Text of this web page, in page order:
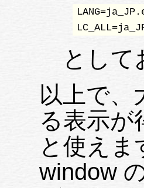
として
以上で、
る表示が
と使えま
window